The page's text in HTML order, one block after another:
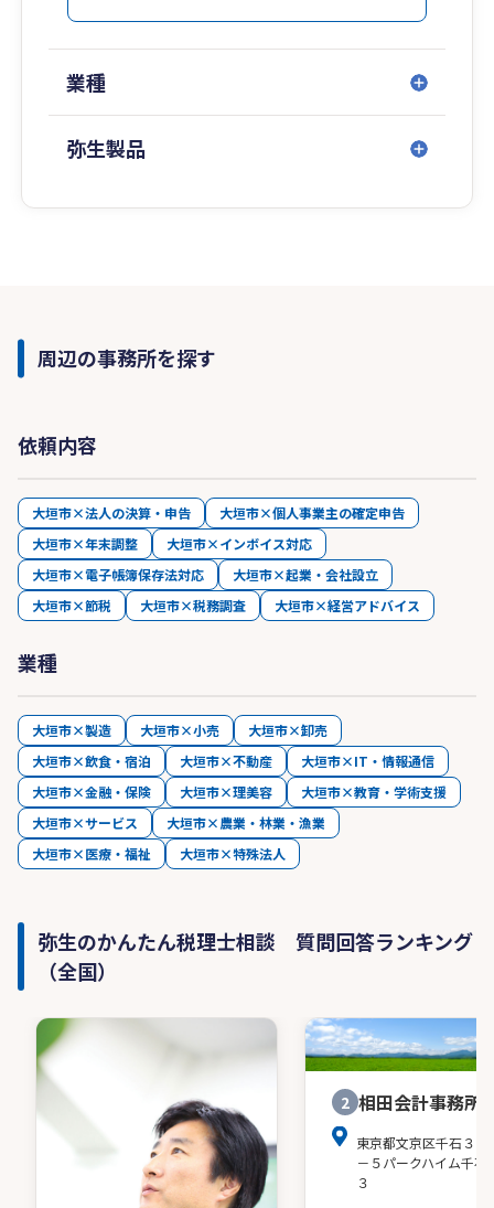
業種
弥生製品
周辺の事務所を探す
依頼内容
大垣市×法人の決算・申告
大垣市×個人事業主の確定申告
大垣市×年末調整
大垣市×インボイス対応
大垣市×電子帳簿保存法対応
大垣市×起業・会社設立
大垣市×節税
大垣市×税務調査 大垣市×経営アドバイス
業種
大垣市×製造 大垣市×小売
大垣市×卸売
大垣市×飲食・宿泊
大垣市×不動産
大垣市×IT・情報通信
大垣市×金融・保険
大垣市×理美容
大垣市×教育・学術支援
大垣市×サービス
大垣市×農業・林業・漁業
大垣市×医療・福祉
大垣市×特殊法人
弥生のかんたん税理士相談 質問回答ランキング
（全国）
2 相田会計事務所
東京都文京区千石３－
－５パークハイム千石
３